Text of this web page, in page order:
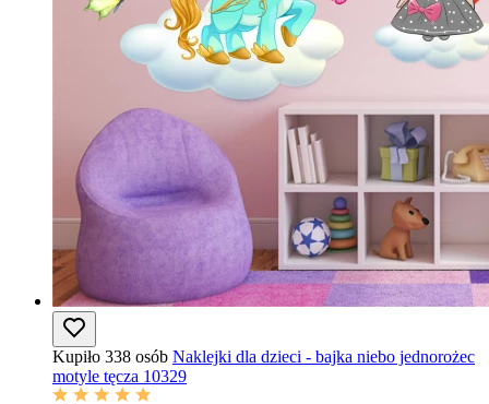
Kupiło 338 osób Naklejki dla dzieci - bajka niebo jednorożec
motyle tęcza 10329